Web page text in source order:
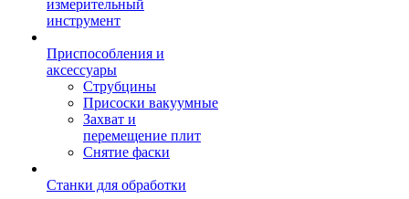
измерительный
инструмент
Приспособления и
аксессуары
Струбцины
Присоски вакуумные
Захват и
перемещение плит
Снятие фаски
Станки для обработки